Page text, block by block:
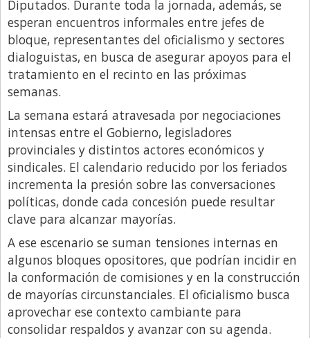
Diputados. Durante toda la jornada, además, se
esperan encuentros informales entre jefes de
bloque, representantes del oficialismo y sectores
dialoguistas, en busca de asegurar apoyos para el
tratamiento en el recinto en las próximas
semanas.
La semana estará atravesada por negociaciones
intensas entre el Gobierno, legisladores
provinciales y distintos actores económicos y
sindicales. El calendario reducido por los feriados
incrementa la presión sobre las conversaciones
políticas, donde cada concesión puede resultar
clave para alcanzar mayorías.
A ese escenario se suman tensiones internas en
algunos bloques opositores, que podrían incidir en
la conformación de comisiones y en la construcción
de mayorías circunstanciales. El oficialismo busca
aprovechar ese contexto cambiante para
consolidar respaldos y avanzar con su agenda.